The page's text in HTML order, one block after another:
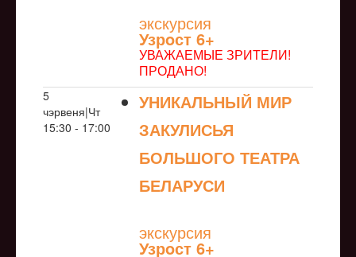
экскурсия
Узрoст 6+
УВАЖАЕМЫЕ ЗРИТЕЛИ!
ПРОДАНО!
5
чэрвеня|Чт
15:30 - 17:00
УНИКАЛЬНЫЙ МИР
ЗАКУЛИСЬЯ
БОЛЬШОГО ТЕАТРА
БЕЛАРУСИ
экскурсия
Узрoст 6+